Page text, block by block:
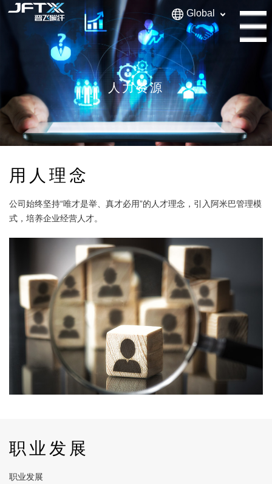
Global
人力资源
用人理念
公司始终坚持“唯才是举、真才必用”的人才理念，引入阿米巴管理模
式，培养企业经营人才。
职业发展
职业发展